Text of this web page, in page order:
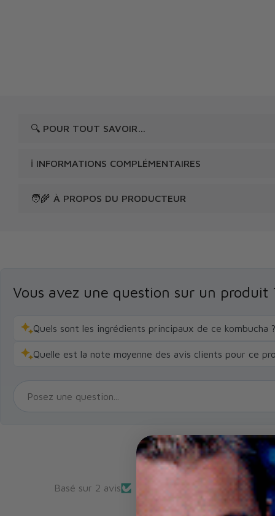
🔍 POUR TOUT SAVOIR…
ℹ️ INFORMATIONS COMPLÉMENTAIRES
🧑‍🌾 À PROPOS DU PRODUCTEUR
Vous avez une question sur un produit
Quels sont les ingrédients principaux de ce kombucha ?
Quelle est la note moyenne des avis clients pour ce
Basé sur 2 avis